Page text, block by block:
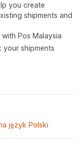
you create
shipments and
Pos Malaysia
shipments
język Polski